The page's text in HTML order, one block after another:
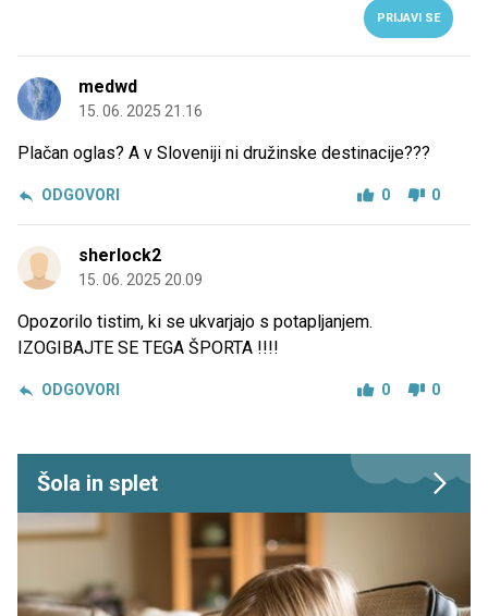
PRIJAVI SE
medwd
15. 06. 2025 21.16
Plačan oglas? A v Sloveniji ni družinske destinacije???
ODGOVORI 0 0
sherlock2
15. 06. 2025 20.09
Opozorilo tistim, ki se ukvarjajo s potapljanjem.
IZOGIBAJTE SE TEGA ŠPORTA !!!!
ODGOVORI 0 0
Šola in splet